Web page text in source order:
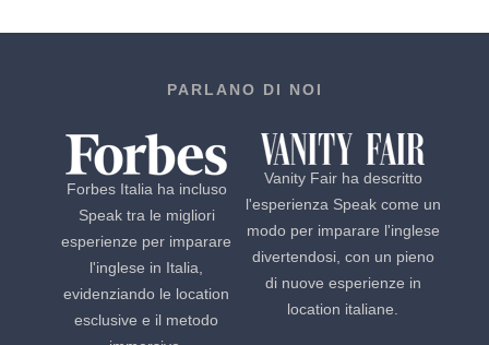
PARLANO DI NOI
Forbes Italia ha incluso
Speak tra le migliori
esperienze per imparare
l'inglese in Italia,
evidenziando le location
esclusive e il metodo
Vanity Fair ha descritto
l'esperienza Speak come un
modo per imparare l'inglese
divertendosi, con un pieno
di nuove esperienze in
location italiane.